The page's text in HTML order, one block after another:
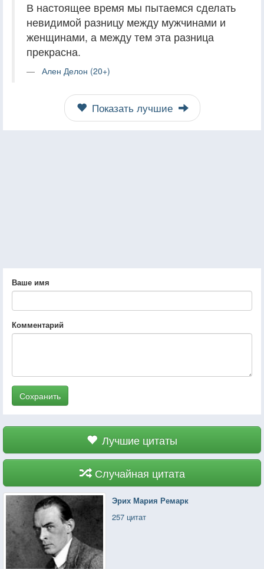
В настоящее время мы пытаемся сделать
невидимой разницу между мужчинами и
женщинами, а между тем эта разница
прекрасна.
Ален Делон (20+)
Показать лучшие
Ваше имя
Комментарий
Сохранить
Лучшие цитаты
Случайная цитата
Эрих Мария Ремарк
257 цитат